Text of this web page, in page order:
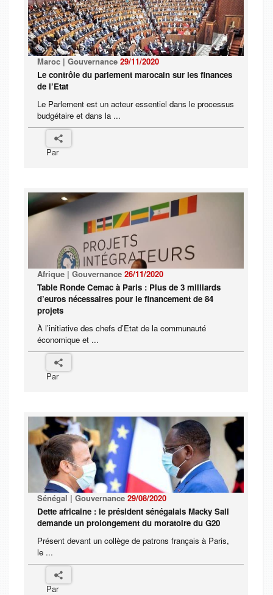
Maroc | Gouvernance 29/11/2020
Le contrôle du parlement marocain sur les finances
de l’Etat
Le Parlement est un acteur essentiel dans le processus
budgétaire et dans la ...
Par
Afrique | Gouvernance 26/11/2020
Table Ronde Cemac à Paris : Plus de 3 milliards
d’euros nécessaires pour le financement de 84
projets
À l’initiative des chefs d’Etat de la communauté
économique et ...
Par
Sénégal | Gouvernance 29/08/2020
Dette africaine : le président sénégalais Macky Sall
demande un prolongement du moratoire du G20
Présent devant un collège de patrons français à Paris,
le ...
Par